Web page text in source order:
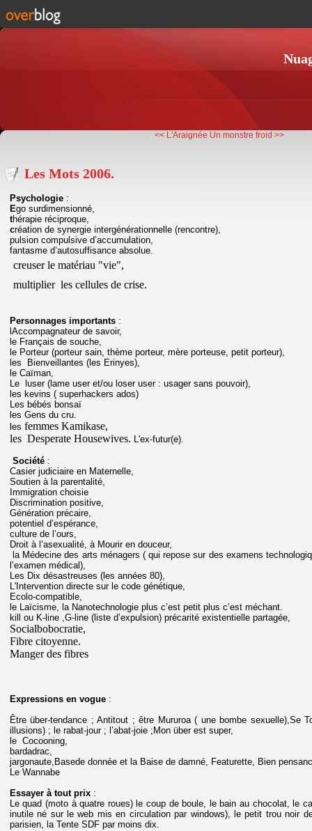
<< L'Araignée Un monstre froid >>
Les Mots 2006.
Psychologie:
Ego surdimensionné,
thérapie réciproque,
création de synergie intergénérationnelle (rencontre),
pulsion compulsive d’accumulation,
fantasme d’autosuffisance absolue.
creuser le matériau "vie",
multiplier les cellules de crise.
Personnages importants:
lAccompagnateur de savoir,
le Français de souche,
le Porteur (porteur sain, thème porteur, mère porteuse, petit porteur),
les Bienveillantes (les Erinyes),
le Caïman,
Le luser (lame user et/ou loser user : usager sans pouvoir),
les kevins ( superhackers ados)
Les bébés bonsaï
les Gens du cru.
les femmes Kamikase,
les Desperate Housewives. L'ex-futur(e).
Société :
Casier judiciaire en Maternelle,
Soutien à la parentalité,
Immigration choisie
Discrimination positive,
Génération précaire,
potentiel d’espérance,
culture de l’ours,
Droit à l’asexualité, à Mourir en douceur,
la Médecine des arts ménagers ( qui repose sur des examens
l’examen médical),
Les Dix désastreuses (les années 80),
L'Intervention directe sur le code génétique,
Ecolo-compatible,
le Laïcisme, la Nanotechnologie plus c’est petit plus c’est méchant.
kill ou K-line ,G-line (liste d’expulsion) précarité existentielle partagée,
Socialbobocratie,
Fibre citoyenne.
Manger des fibres
Expressions en vogue:
Être über-tendance ; Antitout ; être Mururoa ( une bombe sexuelle),Se
illusions) ; le rabat-jour ; l’abat-joie ;Mon über est super,
le Cocooning,
bardadrac,
jargonaute,Basede donnée et la Baise de damné, Featurette, Bien
Le Wannabe
Essayer à tout prix:
Le quad (moto à quatre roues) le coup de boule, le bain au chocolat, le
inutile né sur le web mis en circulation par windows), le petit trou noir
parisien, la Tente SDF par moins dix.